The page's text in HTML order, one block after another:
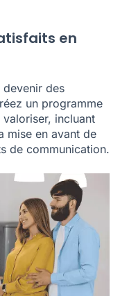
en
devenir des
un programme
incluant
mise en avant de
de communication.